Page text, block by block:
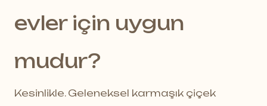
evler için uygun
mudur?
Kesinlikle. Geleneksel karmaşık çiçek